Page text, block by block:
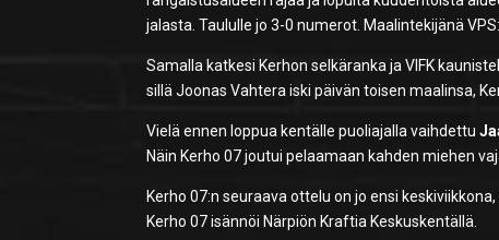
jalasta. Taululle jo 3-0 numerot. Maalintekijänä
Samalla katkesi Kerhon selkäranka ja VIFK
sillä Joonas Vahtera iski päivän toisen maalinsa,
Vielä ennen loppua kentälle puoliajalla vaihdettu
Näin Kerho 07 joutui pelaamaan kahden miehen
Kerho 07:n seuraava ottelu on jo ensi
Kerho 07 isännöi Närpiön Kraftia Keskuskentällä.